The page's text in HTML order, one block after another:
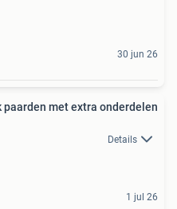
30 jun 26
paarden met extra onderdelen
Details
1 jul 26